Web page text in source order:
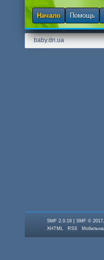
Начало Помощь
baby.dn.ua
SMF 2.0.19 |SMF © 2017
XHTML
RSS